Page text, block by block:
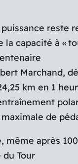
reste
capacité à «
Marchand,
km en 1
de
même après
du Tour